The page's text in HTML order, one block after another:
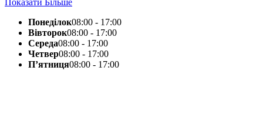
Показати Більше
Понеділок08:00 - 17:00
Вівторок08:00 - 17:00
Середа08:00 - 17:00
Четвер08:00 - 17:00
П’ятниця08:00 - 17:00